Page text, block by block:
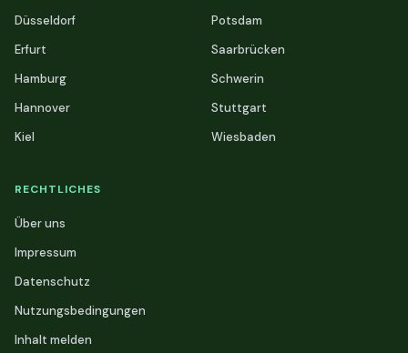
Düsseldorf
Erfurt
Hamburg
Hannover
Kiel
Potsdam
Saarbrücken
Schwerin
Stuttgart
Wiesbaden
RECHTLICHES
Über uns
Impressum
Datenschutz
Nutzungsbedingungen
Inhalt melden